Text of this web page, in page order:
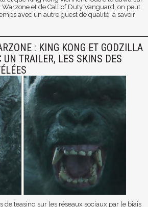
Warzone et de Call of Duty Vanguard, on peut
avec un autre guest de qualité, à savoir
: KING KONG ET GODZILLA
UN TRAILER, LES SKINS DES
de teasing sur les réseaux sociaux par le biais